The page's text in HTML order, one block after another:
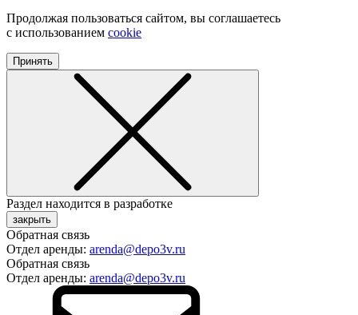
Продолжая пользоваться сайтом, вы соглашаетесь
с использованием cookie
Принять
Раздел находится в разработке
закрыть
Обратная связь
Отдел аренды: arenda@depo3v.ru
Обратная связь
Отдел аренды: arenda@depo3v.ru